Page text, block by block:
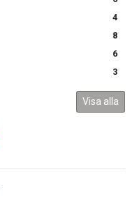
4
8
6
3
Visa alla